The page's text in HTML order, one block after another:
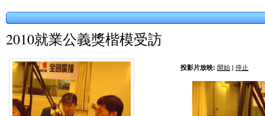
2010就業公義獎楷模受訪